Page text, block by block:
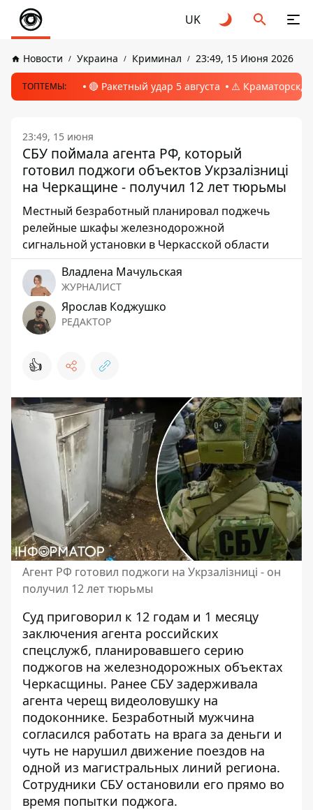
UK
Новости Украина Криминал 23:49, 15 Июня 2026
ТОПТЕМЫ: 🔴 Ракетный удар 5 августа ⚠️ Краматорск,
23:49, 15 июня
СБУ поймала агента РФ, который
готовил поджоги объектов Укрзалізниці
на Черкащине - получил 12 лет тюрьмы
Местный безработный планировал поджечь
релейные шкафы железнодорожной
сигнальной установки в Черкасской области
Владлена Мачульская
ЖУРНАЛИСТ
Ярослав Коджушко
РЕДАКТОР
👍
Агент РФ готовил поджоги на Укрзалізниці - он
получил 12 лет тюрьмы
Суд приговорил к 12 годам и 1 месяцу
заключения агента российских
спецслужб, планировавшего серию
поджогов на железнодорожных объектах
Черкасщины. Ранее СБУ задерживала
агента черещ видеоловушку на
подоконнике. Безработный мужчина
согласился работать на врага за деньги и
чуть не нарушил движение поездов на
одной из магистральных линий региона.
Сотрудники СБУ остановили его прямо во
время попытки поджога.